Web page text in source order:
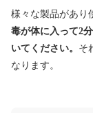
様々な製品があり
毒が体に入って2
いてください。 そ
なります。